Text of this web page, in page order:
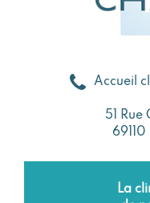
Accueil
51
La